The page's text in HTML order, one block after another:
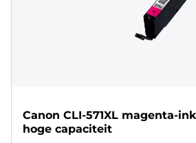
Canon CLI-571XL magenta-
hoge capaciteit